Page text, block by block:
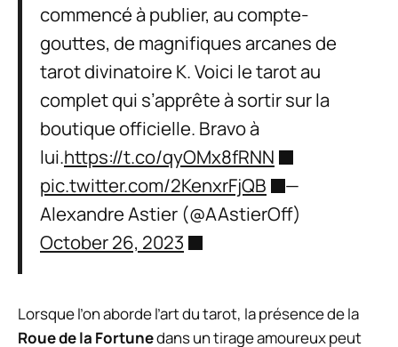
commencé à publier, au compte-
gouttes, de magnifiques arcanes de
tarot divinatoire K. Voici le tarot au
complet qui s’apprête à sortir sur la
boutique officielle. Bravo à
lui.https://t.co/qyOMx8fRNN
pic.twitter.com/2KenxrFjQB
—
Alexandre Astier (@AAstierOff)
October 26, 2023
Lorsque l’on aborde l’art du tarot, la présence de la
Roue de la Fortunedans un tirage amoureux peut